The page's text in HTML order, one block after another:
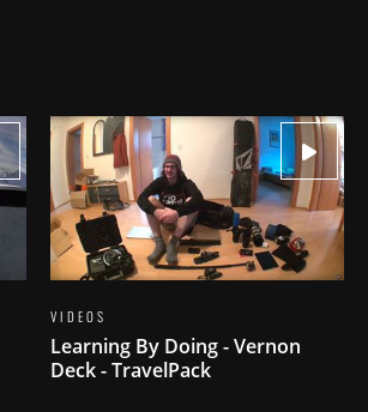
VIDEOS
Learning By Doing - Vernon
Deck - TravelPack